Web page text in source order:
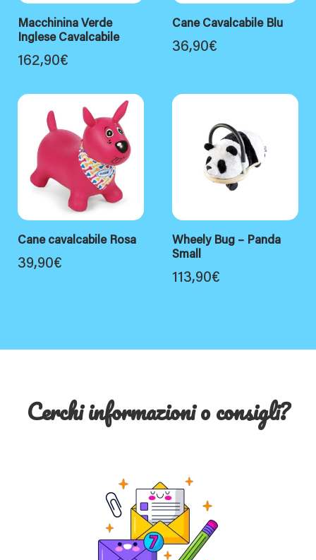
Macchinina Verde
Inglese Cavalcabile
162,90€
Cane Cavalcabile Blu
36,90€
Cane cavalcabile Rosa
39,90€
Wheely Bug – Panda
Small
113,90€
Cerchi informazioni o consigli?